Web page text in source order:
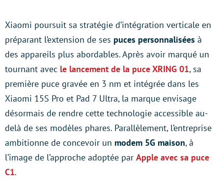
Xiaomi poursuit sa stratégie d’intégration verticale en
préparant l’extension de ses puces personnalisées à
des appareils plus abordables. Après avoir marqué un
tournant avec le lancement de la puce XRING 01, sa
première puce gravée en 3 nm et intégrée dans les
Xiaomi 15S Pro et Pad 7 Ultra, la marque envisage
désormais de rendre cette technologie accessible au-
delà de ses modèles phares. Parallèlement, l’entreprise
ambitionne de concevoir un modem 5G maison, à
l’image de l’approche adoptée par Apple avec sa puce
C1.